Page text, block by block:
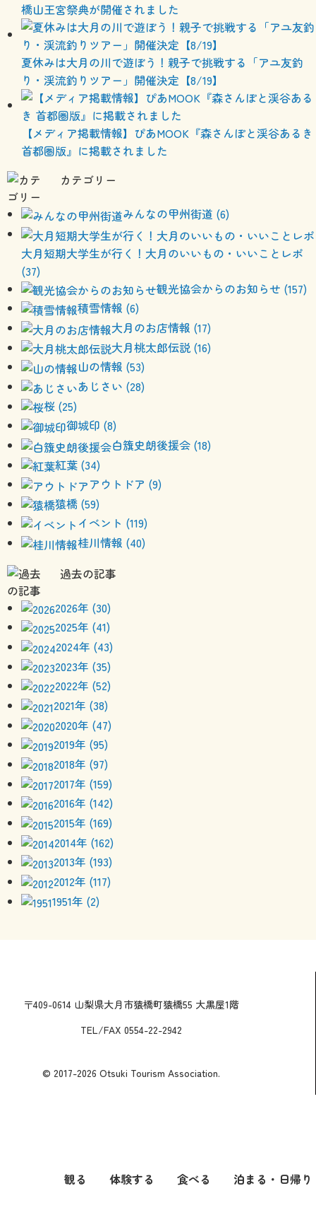
橋山王宮祭典が開催されました
夏休みは大月の川で遊ぼう！親子で挑戦する「アユ友釣
り・渓流釣りツアー」開催決定【8/19】
【メディア掲載情報】ぴあMOOK『森さんぽと渓谷あるき
首都圏版』に掲載されました
カテゴリー
みんなの甲州街道 (6)
大月短期大学生が行く！大月のいいもの・いいことレポ
(37)
観光協会からのお知らせ (157)
積雪情報 (6)
大月のお店情報 (17)
大月桃太郎伝説 (16)
山の情報 (53)
あじさい (28)
桜 (25)
御城印 (8)
白籏史朗後援会 (18)
紅葉 (34)
アウトドア (9)
猿橋 (59)
イベント (119)
桂川情報 (40)
過去の記事
2026年 (30)
2025年 (41)
2024年 (43)
2023年 (35)
2022年 (52)
2021年 (38)
2020年 (47)
2019年 (95)
2018年 (97)
2017年 (159)
2016年 (142)
2015年 (169)
2014年 (162)
2013年 (193)
2012年 (117)
1951年 (2)
〒409-0614 山梨県大月市猿橋町猿橋55 大黒屋1階
TEL/FAX 0554-22-2942
© 2017-2026 Otsuki Tourism Association.
観る 体験する 食べる 泊まる・日帰り